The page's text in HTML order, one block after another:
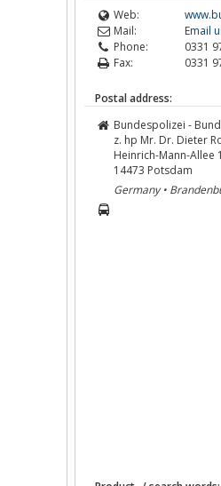
Web:
Mail:
Email
Phone:
0331
Fax:
0331
Postal address:
Bundespolizei -
z. hp Mr. Dr. Dieter
Heinrich-Mann-Allee
14473 Potsdam
Germany •